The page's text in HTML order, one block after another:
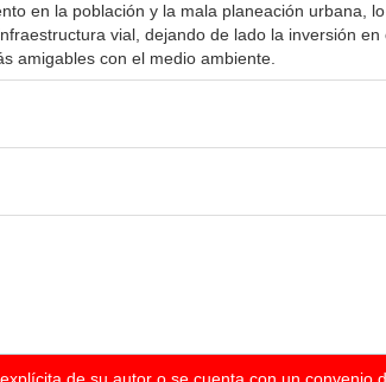
en la población y la mala planeación urbana,
vial, dejando de lado la inversión en
amigables con el medio ambiente.